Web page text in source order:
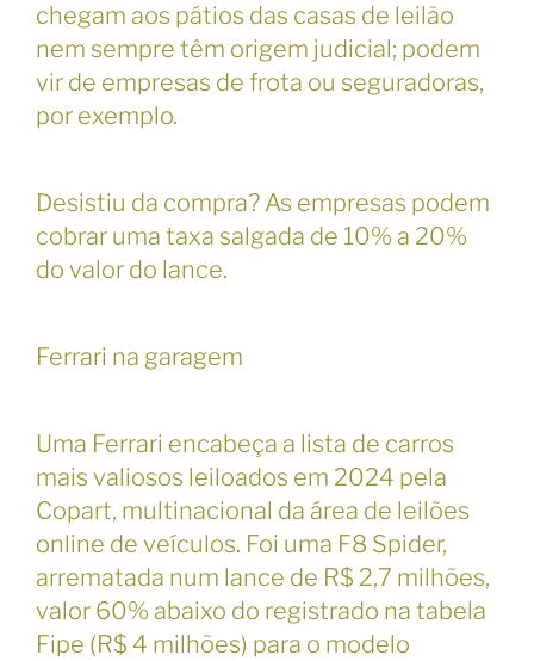
chegam aos pátios das casas de leilão
nem sempre têm origem judicial; podem
vir de empresas de frota ou seguradoras,
por exemplo.
Desistiu da compra? As empresas podem
cobrar uma taxa salgada de 10% a 20%
do valor do lance.
Ferrari na garagem
Uma Ferrari encabeça a lista de carros
mais valiosos leiloados em 2024 pela
Copart, multinacional da área de leilões
online de veículos. Foi uma F8 Spider,
arrematada num lance de R$ 2,7 milhões,
valor 60% abaixo do registrado na tabela
Fipe (R$ 4 milhões) para o modelo